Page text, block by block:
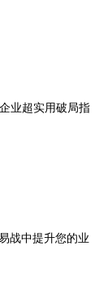
业超实用破局指
战中提升您的业